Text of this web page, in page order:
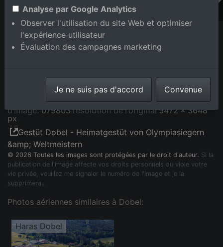
Haras Dobel à Dobel dans le département Bade-
Wurtemberg, Allemagneprise le31/05/2015numéro
d'image:079803résolution de l'original5472 x 3648
px
Gestüt Dobel - Heimatgestüt von Olympiasiegern
&amp; Weltmeistern
© 2026 Toutes les images sont protégées par le droit d'auteur. Si la
publication de l'image affecte vos droits personnels ou viole votre
vie privée, veuillez me signaler le numéro de l'image et je la
supprimerai.
Photos aériennes similaires à Dobel:
Haras Dobel
Analyse par Google Analytics
Observer l'utilisation du site Web et optimiser
l'expérience utilisateur
Évaluation des campagnes marketing
Je ne suis pas d'accord Convenue